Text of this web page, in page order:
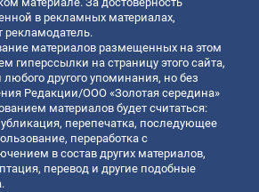
в рекламных материалах,
рекламодатель.
материалов размещенных на этом
гиперссылки на страницу этого сайта,
любого другого упоминания, но без
Редакции/ООО «Золотая середина»
материалов будет считаться:
перепечатка, последующее
переработка с
в состав других материалов,
перевод и другие подобные